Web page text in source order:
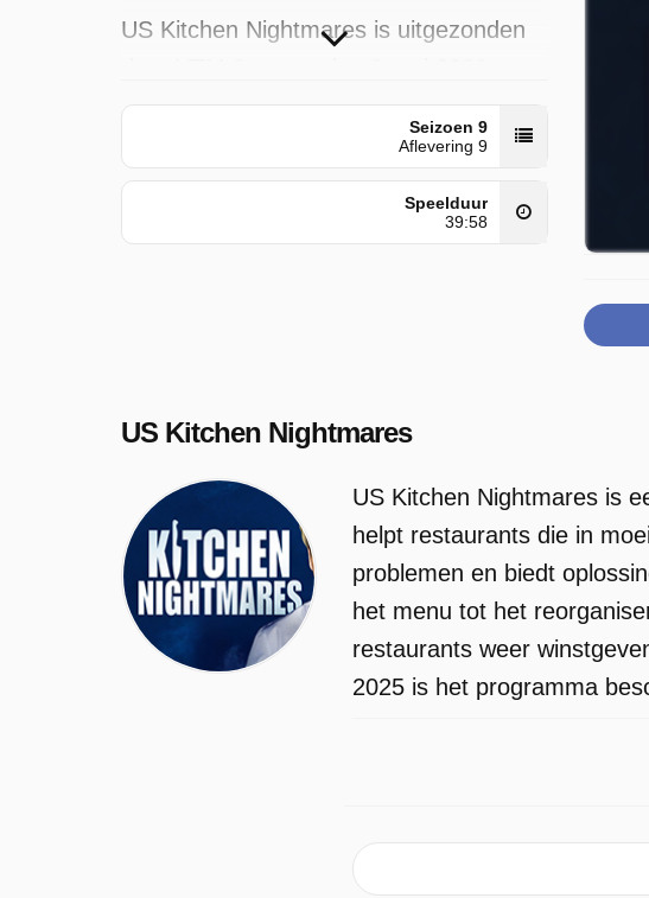
US Kitchen Nightmares is uitgezonden
00:00 uur.
Seizoen 9
Aflevering 9
Speelduur
39:58
US Kitchen Nightmares
US Kitchen Nightmares is
helpt restaurants die in
problemen en biedt
het menu tot het
restaurants weer
2025 is het programma